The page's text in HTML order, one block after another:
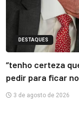
DESTAQUES
“tenho certeza
pedir para ficar
3 de agosto de 2026